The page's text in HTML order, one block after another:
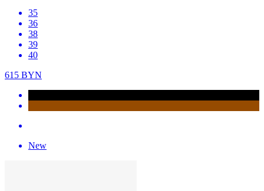
35
36
38
39
40
615 BYN
New